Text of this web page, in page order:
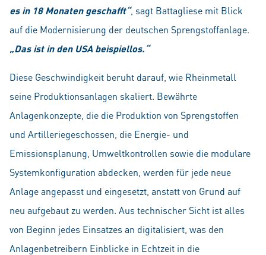
es in 18 Monaten geschafft“, sagt Battagliese mit Blick
auf die Modernisierung der deutschen Sprengstoffanlage.
„Das ist in den USA beispiellos.“
Diese Geschwindigkeit beruht darauf, wie Rheinmetall
seine Produktionsanlagen skaliert. Bewährte
Anlagenkonzepte, die die Produktion von Sprengstoffen
und Artilleriegeschossen, die Energie- und
Emissionsplanung, Umweltkontrollen sowie die modulare
Systemkonfiguration abdecken, werden für jede neue
Anlage angepasst und eingesetzt, anstatt von Grund auf
neu aufgebaut zu werden. Aus technischer Sicht ist alles
von Beginn jedes Einsatzes an digitalisiert, was den
Anlagenbetreibern Einblicke in Echtzeit in die